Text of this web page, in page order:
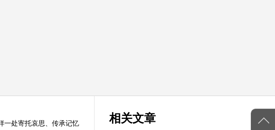
一处寄托哀思、传承记忆
相关文章